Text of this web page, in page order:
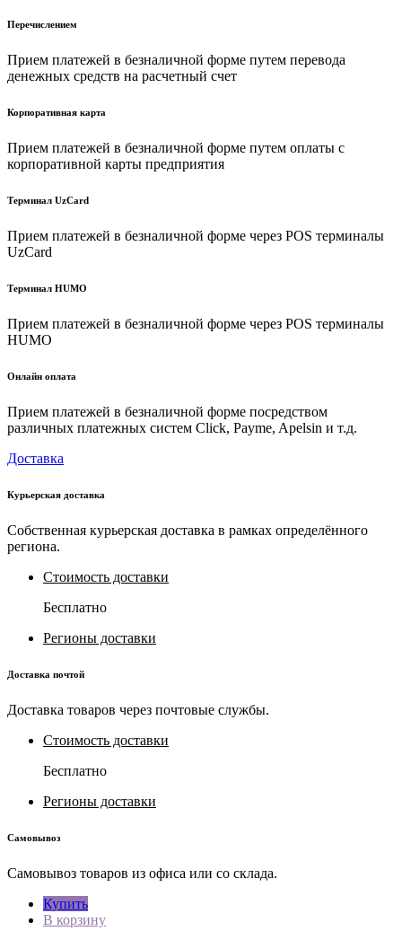
Перечислением
Прием платежей в безналичной форме путем перевода
денежных средств на расчетный счет
Корпоративная карта
Прием платежей в безналичной форме путем оплаты с
корпоративной карты предприятия
Терминал UzCard
Прием платежей в безналичной форме через POS терминалы
UzCard
Терминал HUMO
Прием платежей в безналичной форме через POS терминалы
HUMO
Онлайн оплата
Прием платежей в безналичной форме посредством
различных платежных систем Click, Payme, Apelsin и т.д.
Доставка
Курьерская доставка
Собственная курьерская доставка в рамках определённого
региона.
Стоимость доставки
Бесплатно
Регионы доставки
Доставка почтой
Доставка товаров через почтовые службы.
Стоимость доставки
Бесплатно
Регионы доставки
Самовывоз
Самовывоз товаров из офиса или со склада.
Купить
В корзину